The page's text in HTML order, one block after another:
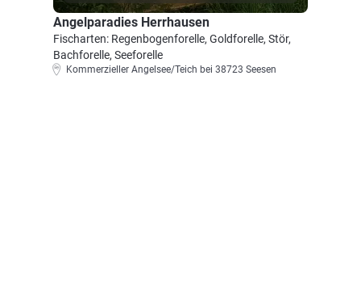
Angelparadies Herrhausen
Fischarten: Regenbogenforelle, Goldforelle, Stör,
Bachforelle, Seeforelle
Kommerzieller Angelsee/Teich bei 38723 Seesen